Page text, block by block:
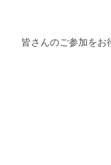
皆さんのご参加をお